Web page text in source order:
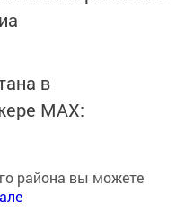
в
MАХ:
района вы можете